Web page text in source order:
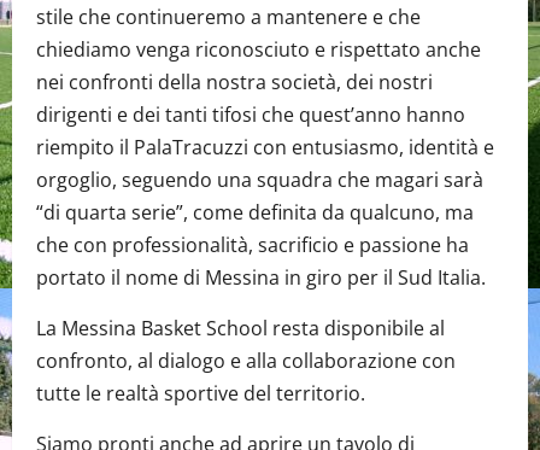
stile che continueremo a mantenere e che
chiediamo venga riconosciuto e rispettato anche
nei confronti della nostra società, dei nostri
dirigenti e dei tanti tifosi che quest’anno hanno
riempito il PalaTracuzzi con entusiasmo, identità e
orgoglio, seguendo una squadra che magari sarà
“di quarta serie”, come definita da qualcuno, ma
che con professionalità, sacrificio e passione ha
portato il nome di Messina in giro per il Sud Italia.
La Messina Basket School resta disponibile al
confronto, al dialogo e alla collaborazione con
tutte le realtà sportive del territorio.
Siamo pronti anche ad aprire un tavolo di